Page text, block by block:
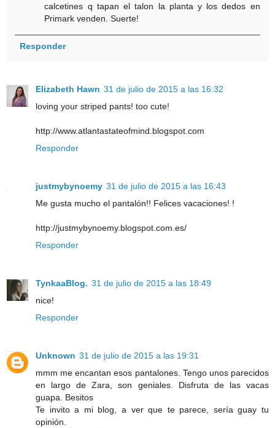
calcetines q tapan el talon la planta y los dedos en
Primark venden. Suerte!
Responder
Elizabeth Hawn 31 de julio de 2015 a las 16:32
loving your striped pants! too cute!
http://www.atlantastateofmind.blogspot.com
Responder
justmybynoemy 31 de julio de 2015 a las 16:43
Me gusta mucho el pantalón!! Felices vacaciones! !
http://justmybynoemy.blogspot.com.es/
Responder
TynkaaBlog. 31 de julio de 2015 a las 18:49
nice!
Responder
Unknown 31 de julio de 2015 a las 19:31
mmm me encantan esos pantalones. Tengo unos parecidos
en largo de Zara, son geniales. Disfruta de las vacas
guapa. Besitos
Te invito a mi blog, a ver que te parece, sería guay tu
opinión.